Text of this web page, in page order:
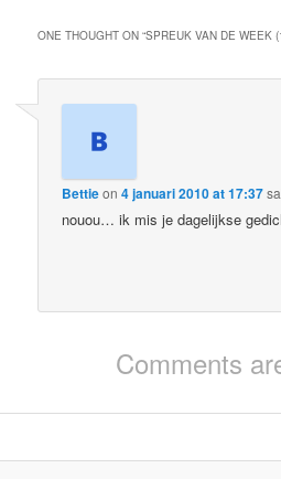
ONE THOUGHT ON “SPREUK VAN DE WEEK
Bettieon4 januari 2010 at 17:37
nouou… ik mis je dagelijkse
Comments